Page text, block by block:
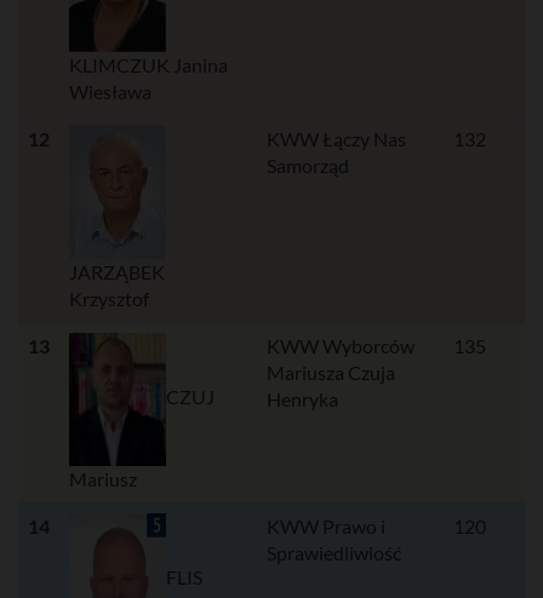
KLIMCZUK Janina
Wiesława
12
JARZĄBEK
Krzysztof
KWW Łączy Nas
Samorząd
132
13
CZUJ
Mariusz
KWW Wyborców
Mariusza Czuja
Henryka
135
14
FLIS
KWW Prawo i
Sprawiedliwiość
120